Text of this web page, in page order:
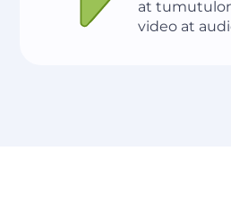
at
video at